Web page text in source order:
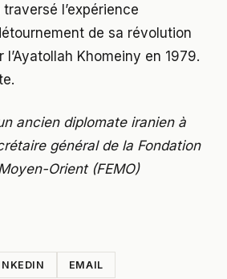
l’expérience
de sa révolution
Khomeiny en 1979.
ancien diplomate iranien à
général de la Fondation
Orient (FEMO)
EMAIL